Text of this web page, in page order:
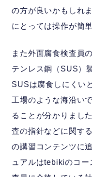
の方が良いかもしれ
にとっては操作が簡
また外面腐食検査員
テンレス鋼（SUS）
SUSは腐食しにくい
工場のような海沿い
ることが分かりまし
査の指針などに関す
の講習コンテンツに
ュアルはtebikiのコ